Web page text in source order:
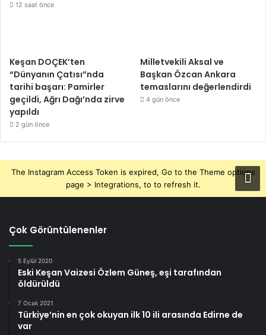
12 saat önce
Keşan DOÇEK’ten
“Dünyanın Çatısı”nda
tarihi başarı: Pamirler
geçildi, Ağrı Dağı’nda zirve
yapıldı
2 gün önce
Milletvekili Aksal ve
Başkan Özcan Ankara
temaslarını değerlendirdi
4 gün önce
The Instagram Access Token is expired, Go to the Theme options
page > Integrations, to to refresh it.
Çok Görüntülenenler
5 Eylül 2020
Eski Keşan Vaizesi Özlem Güneş, eşi tarafından
öldürüldü
7 Ocak 2021
Türkiye’nin en çok okuyan ilk 10 ili arasında Edirne de
var